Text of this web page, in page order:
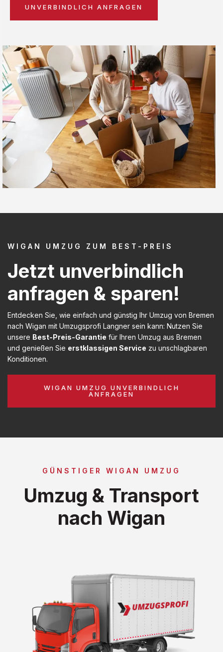
UNVERBINDLICH ANFRAGEN
WIGAN UMZUG ZUM BEST-PREIS
Jetzt unverbindlich
anfragen & sparen!
Entdecken Sie, wie einfach und günstig Ihr Umzug von Bremen
nach Wigan mit Umzugsprofi Langner sein kann: Nutzen Sie
unsere Best-Preis-Garantie für Ihren Umzug aus Bremen
und genießen Sie erstklassigen Service zu unschlagbaren
Konditionen.
WIGAN UMZUG UNVERBINDLICH
ANFRAGEN
GÜNSTIGER WIGAN UMZUG
Umzug & Transport
nach Wigan